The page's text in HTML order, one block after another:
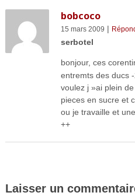
bobcoco
15 mars 2009 |
serbotel
bonjour, ces
entremts des ducs
voulez j »ai plein
pieces en sucre et
ou je travaille et
++
Laisser un